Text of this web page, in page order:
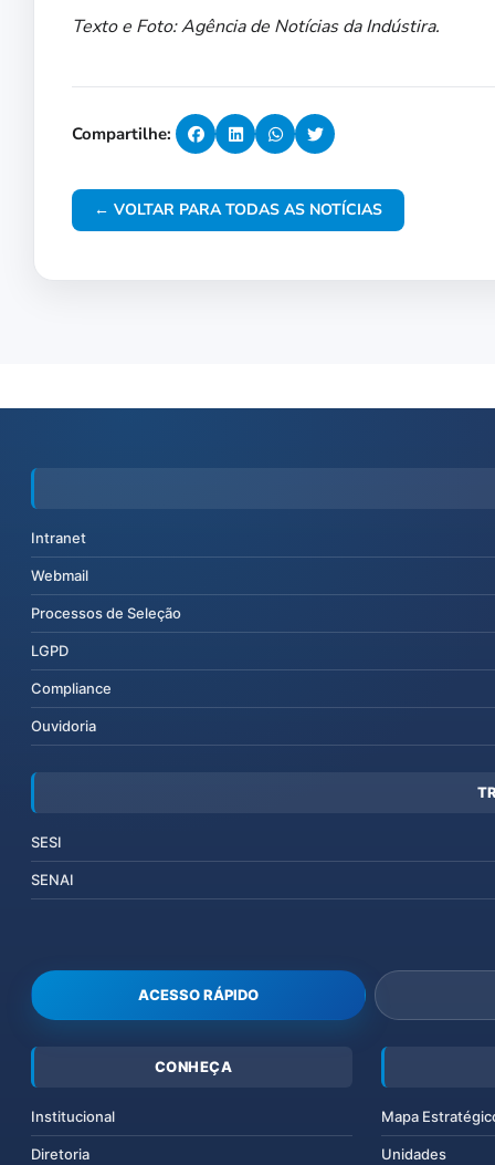
Texto e Foto: Agência de Notícias da Indústira.
Compartilhe:
← VOLTAR PARA TODAS AS NOTÍCIAS
Intranet
Webmail
Processos de Seleção
LGPD
Compliance
Ouvidoria
SESI
SENAI
ACESSO RÁPIDO
CONHEÇA
Institucional
Diretoria
Mapa
Unidades